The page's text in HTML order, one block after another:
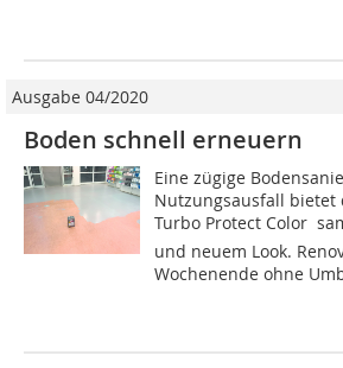
Ausgabe 04/2020
Boden schnell erneuern
Eine zügige
Nutzungsausfall bietet
Turbo Protect Color 
und neuem Look.
Wochenende ohne